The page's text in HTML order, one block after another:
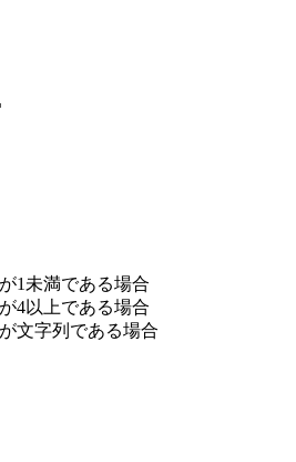
1未満である場合
4以上である場合
文字列である場合